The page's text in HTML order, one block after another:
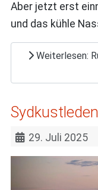
Aber jetzt erst
und das kühle
Weiterlesen:
29. Juli 2025